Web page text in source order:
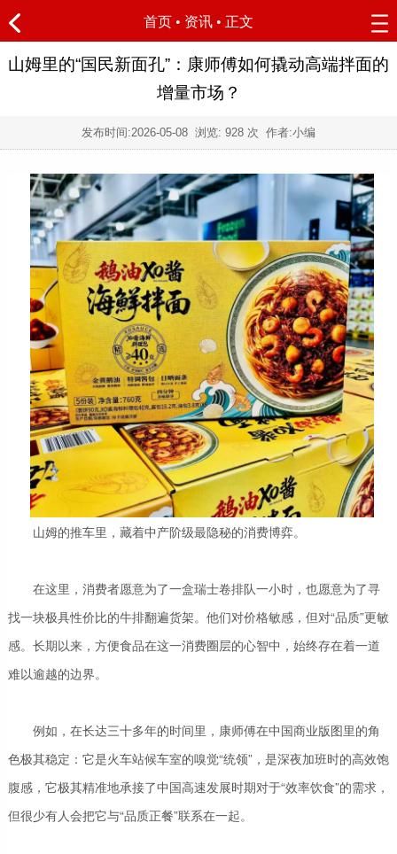
首页 • 资讯 • 正文
山姆里的“国民新面孔”：康师傅如何撬动高端拌面的
增量市场？
发布时间:2026-05-08 浏览: 928 次 作者:小编
山姆的推车里，藏着中产阶级最隐秘的消费博弈。
在这里，消费者愿意为了一盒瑞士卷排队一小时，也愿意为了寻
找一块极具性价比的牛排翻遍货架。他们对价格敏感，但对“品质”更敏
感。长期以来，方便食品在这一消费圈层的心智中，始终存在着一道
难以逾越的边界。
例如，在长达三十多年的时间里，康师傅在中国商业版图里的角
色极其稳定：它是火车站候车室的嗅觉“统领”，是深夜加班时的高效饱
腹感，它极其精准地承接了中国高速发展时期对于“效率饮食”的需求，
但很少有人会把它与“品质正餐”联系在一起。